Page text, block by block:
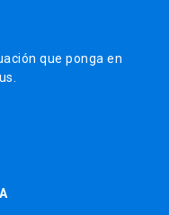
que ponga en